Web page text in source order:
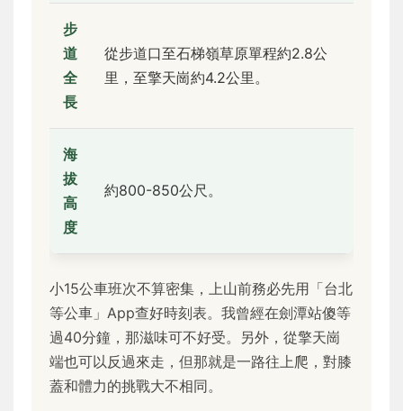
步
道
全
長
從步道口至石梯嶺草原單程約2.8公
里，至擎天崗約4.2公里。
海
拔
高
度
約800-850公尺。
小15公車班次不算密集，上山前務必先用「台北
等公車」App查好時刻表。我曾經在劍潭站傻等
過40分鐘，那滋味可不好受。另外，從擎天崗
端也可以反過來走，但那就是一路往上爬，對膝
蓋和體力的挑戰大不相同。